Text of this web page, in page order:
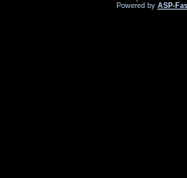
Powered by ASP-